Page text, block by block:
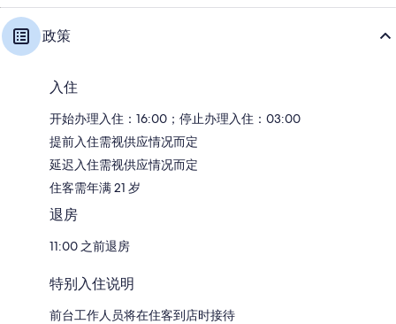
政策
入住
开始办理入住：16:00；停止办理入住：03:00
提前入住需视供应情况而定
延迟入住需视供应情况而定
住客需年满 21 岁
退房
11:00 之前退房
特别入住说明
前台工作人员将在住客到店时接待